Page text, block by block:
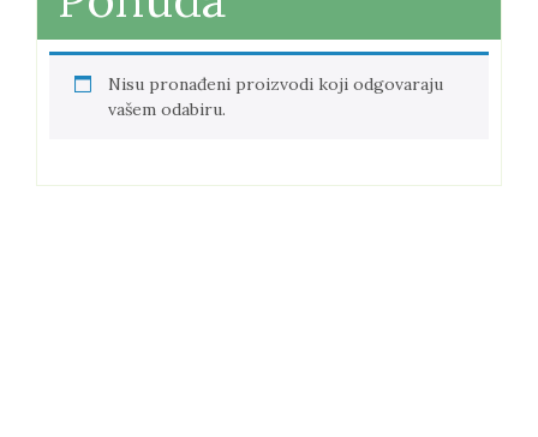
Nisu pronađeni proizvodi koji odgovaraju
vašem odabiru.